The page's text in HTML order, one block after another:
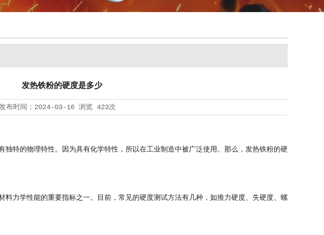
发热铁粉的硬度是多少
布时间： 2024-03-16 浏览 423次
独特的物理特性。因为具有化学特性，所以在工业制造中被广泛使用。那么，发热铁粉的硬
料力学性能的重要指标之一。目前，常见的硬度测试方法有几种，如推力硬度、失硬度、螺